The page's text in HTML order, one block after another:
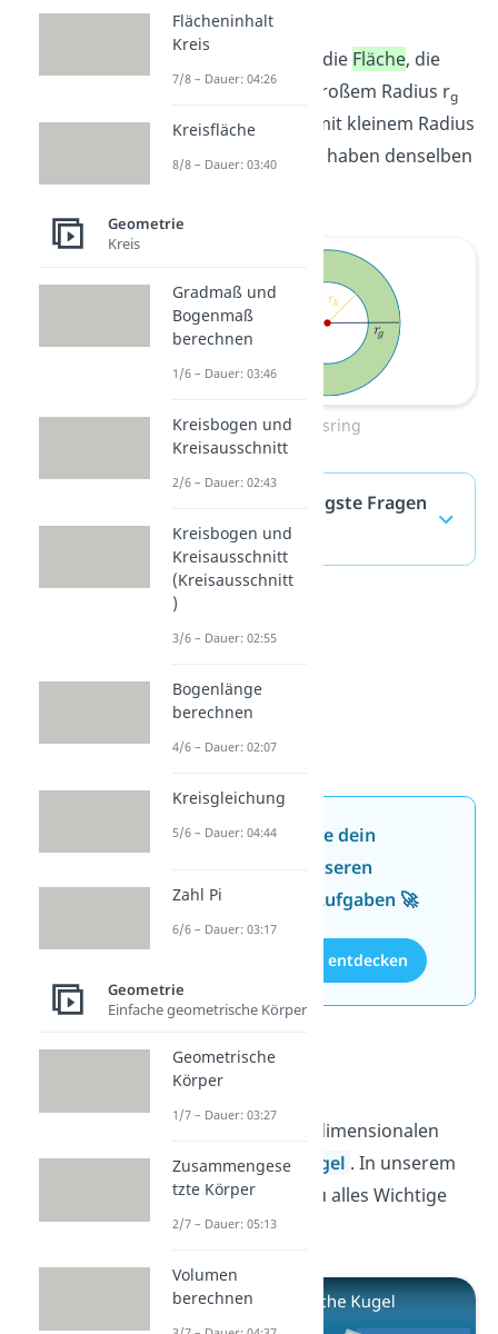
Kreisring
ist die Fläche, die
einen Kreis mit großem Radius rg
und einen Kreis mit kleinem Radius
rk
einschließt. Sie haben denselben
Kreisring
Kreis — häufigste Fragen
(ausklappen)
Jetzt neu: Teste dein
Wissen mit unseren
kostenlosen Aufgaben 🚀
Aufgaben entdecken
Kugel
Ein Kreis im dreidimensionalen
Raum ist eine
Kugel . In unserem
Video erfährst du alles Wichtige
dazu!
Flächeninhalt
Kreis
7/8 – Dauer: 04:26
Kreisfläche
8/8 – Dauer: 03:40
Geometrie
Kreis
Gradmaß und
Bogenmaß
berechnen
1/6 – Dauer: 03:46
Kreisbogen und
Kreisausschnitt
2/6 – Dauer: 02:43
Kreisbogen und
Kreisausschnitt
(Kreisausschnitt
)
3/6 – Dauer: 02:55
Bogenlänge
berechnen
4/6 – Dauer: 02:07
Kreisgleichung
5/6 – Dauer: 04:44
Zahl Pi
6/6 – Dauer: 03:17
Geometrie
Einfache geometrische Körper
Geometrische
Körper
1/7 – Dauer: 03:27
Zusammengese
tzte Körper
2/7 – Dauer: 05:13
Volumen
berechnen